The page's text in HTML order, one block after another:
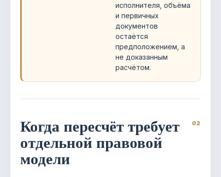
исполнителя, объёма
и первичных
документов
остаётся
предположением, а
не доказанным
расчётом.
Когда пересчёт требует
отдельной правовой
модели